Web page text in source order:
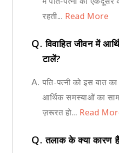
रहती... Read More
Q.विवाहित जीवन में
टालें?
A. पति-पत्नी को इस बात
आर्थिक समस्याओं का
ज़रूरत हो... Read
Q.तलाक के क्या कारण